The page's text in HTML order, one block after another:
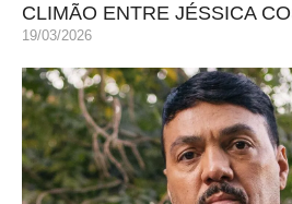
CLIMÃO ENTRE JÉSSICA
19/03/2026